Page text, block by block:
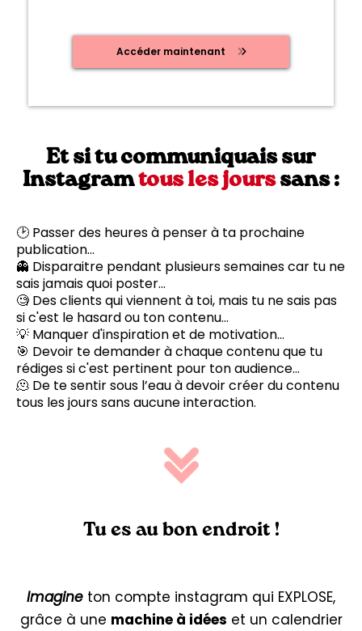
Accéder maintenant
Et si tu communiquais sur
Instagramtous les jourssans :
🕑 Passer des heures à penser à ta prochaine
publication...
👻 Disparaitre pendant plusieurs semaines car tu ne
sais jamais quoi poster...
🧐 Des clients qui viennent à toi, mais tu ne sais pas
si c'est le hasard ou ton contenu...
💡 Manquer d'inspiration et de motivation...
🎯 Devoir te demander à chaque contenu que tu
rédiges si c'est pertinent pour ton audience...
🫠 De te sentir sous l’eau à devoir créer du contenu
tous les jours sans aucune interaction.
Tu es au bon endroit !
Imagine ton compte instagram qui EXPLOSE,
grâce à une machine à idées et un calendrier